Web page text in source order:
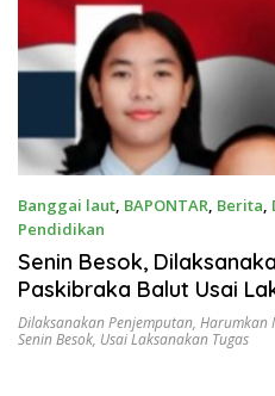
Banggai laut, BAPONTAR, Berita,
Pendidikan
Agustus 24, 2025
Senin Besok,
Paskibraka Balut Usai
Harumkan Nama Daerah
Dilaksanakan Penjemputan, Harumkan
Senin Besok, Usai Laksanakan Tugas